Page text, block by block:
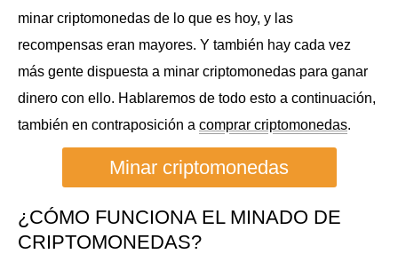
minar criptomonedas de lo que es hoy, y las
recompensas eran mayores. Y también hay cada vez
más gente dispuesta a minar criptomonedas para ganar
dinero con ello. Hablaremos de todo esto a continuación,
también en contraposición a comprar criptomonedas.
Minar criptomonedas
¿CÓMO FUNCIONA EL MINADO DE
CRIPTOMONEDAS?